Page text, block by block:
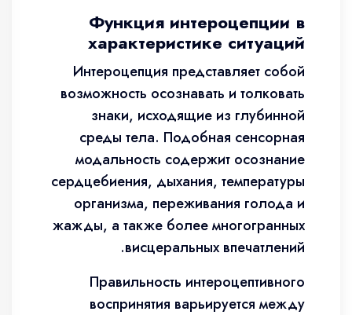
Функция интероцепции в
характеристике ситуаций
Интероцепция представляет собой
возможность осознавать и толковать
знаки, исходящие из глубинной
среды тела. Подобная сенсорная
модальность содержит осознание
сердцебиения, дыхания, температуры
организма, переживания голода и
жажды, а также более многогранных
висцеральных впечатлений.
Правильность интероцептивного
воспринятия варьируется между